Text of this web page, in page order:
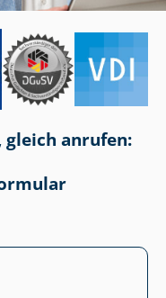
gleich anrufen: